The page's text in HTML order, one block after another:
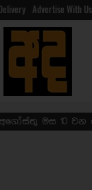
Advertise With Us
අගෝස්තු මස 10 වන